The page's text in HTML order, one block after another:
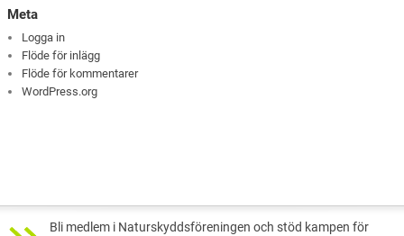
Meta
Logga in
Flöde för inlägg
Flöde för kommentarer
WordPress.org
Bli medlem i Naturskyddsföreningen och stöd kampen för